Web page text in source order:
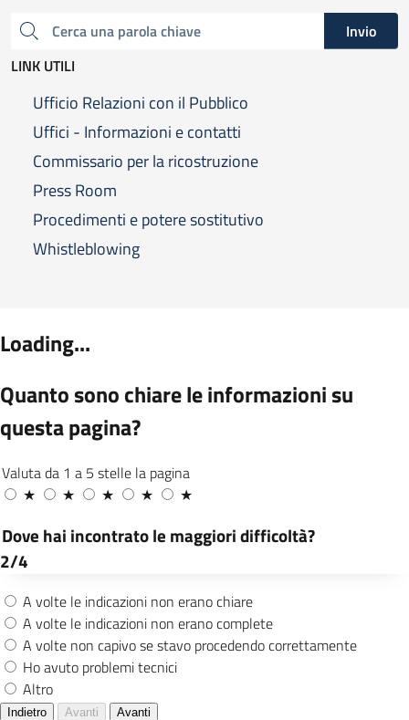
Cerca una parola chiave
Invio
LINK UTILI
Ufficio Relazioni con il Pubblico
Uffici - Informazioni e contatti
Commissario per la ricostruzione
Press Room
Procedimenti e potere sostitutivo
Whistleblowing